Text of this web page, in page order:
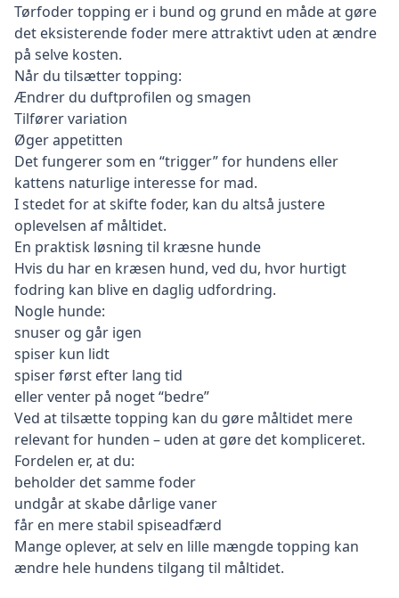
Tørfoder topping er i bund og grund en måde at gøre
det eksisterende foder mere attraktivt uden at ændre
på selve kosten.
Når du tilsætter topping:
Ændrer du duftprofilen og smagen
Tilfører variation
Øger appetitten
Det fungerer som en “trigger” for hundens eller
kattens naturlige interesse for mad.
I stedet for at skifte foder, kan du altså justere
oplevelsen af måltidet.
En praktisk løsning til kræsne hunde
Hvis du har en kræsen hund, ved du, hvor hurtigt
fodring kan blive en daglig udfordring.
Nogle hunde:
snuser og går igen
spiser kun lidt
spiser først efter lang tid
eller venter på noget “bedre”
Ved at tilsætte topping kan du gøre måltidet mere
relevant for hunden – uden at gøre det kompliceret.
Fordelen er, at du:
beholder det samme foder
undgår at skabe dårlige vaner
får en mere stabil spiseadfærd
Mange oplever, at selv en lille mængde topping kan
ændre hele hundens tilgang til måltidet.